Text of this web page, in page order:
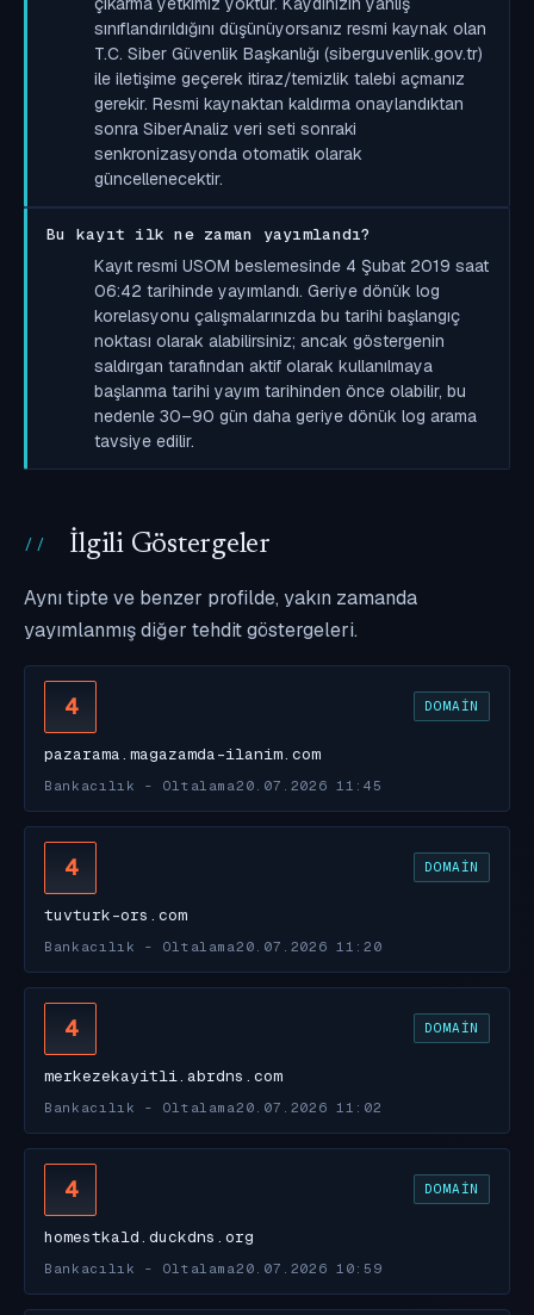
sınıflandırıldığını düşünüyorsanız resmi kaynak olan
T.C. Siber Güvenlik Başkanlığı (siberguvenlik.gov.tr)
ile iletişime geçerek itiraz/temizlik talebi açmanız
gerekir. Resmi kaynaktan kaldırma onaylandıktan
sonra SiberAnaliz veri seti sonraki
senkronizasyonda otomatik olarak
güncellenecektir.
Bu kayıt ilk ne zaman yayımlandı?
Kayıt resmi USOM beslemesinde 4 Şubat 2019 saat
06:42 tarihinde yayımlandı. Geriye dönük log
korelasyonu çalışmalarınızda bu tarihi başlangıç
noktası olarak alabilirsiniz; ancak göstergenin
saldırgan tarafından aktif olarak kullanılmaya
başlanma tarihi yayım tarihinden önce olabilir, bu
nedenle 30–90 gün daha geriye dönük log arama
tavsiye edilir.
İlgili Göstergeler
Aynı tipte ve benzer profilde, yakın zamanda
yayımlanmış diğer tehdit göstergeleri.
4 DOMAIN
pazarama.magazamda-ilanim.com
Bankacılık - Oltalama20.07.2026 11:45
4 DOMAIN
tuvturk-ors.com
Bankacılık - Oltalama20.07.2026 11:20
4 DOMAIN
merkezekayitli.abrdns.com
Bankacılık - Oltalama20.07.2026 11:02
4 DOMAIN
homestkald.duckdns.org
Bankacılık - Oltalama20.07.2026 10:59